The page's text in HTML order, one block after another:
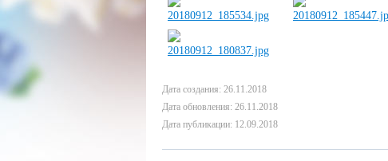
Дата создания: 26.11.2018
Дата обновления: 26.11.2018
Дата публикации: 12.09.2018